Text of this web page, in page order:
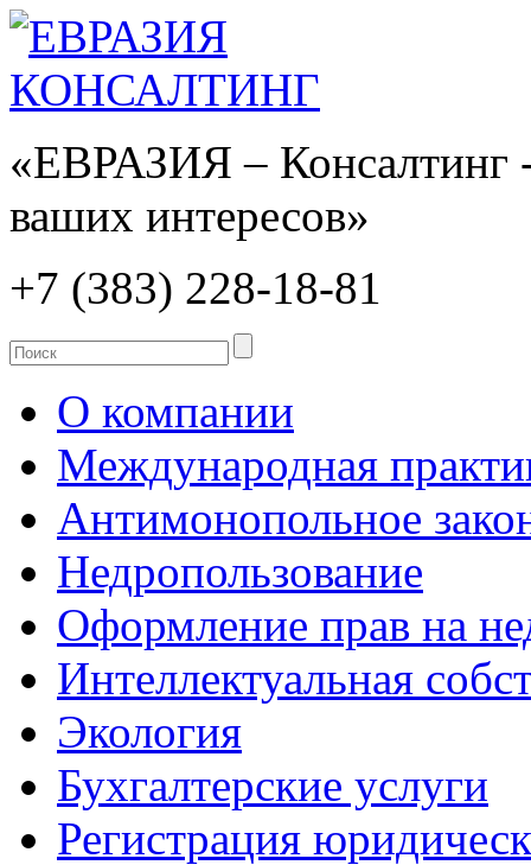
«ЕВРАЗИЯ – Консалтинг
ваших интересов»
+7 (383) 228-18-81
О компании
Международная
Антимонопольное
Недропользование
Оформление прав на
Интеллектуальная
Экология
Бухгалтерские услуги
Регистрация